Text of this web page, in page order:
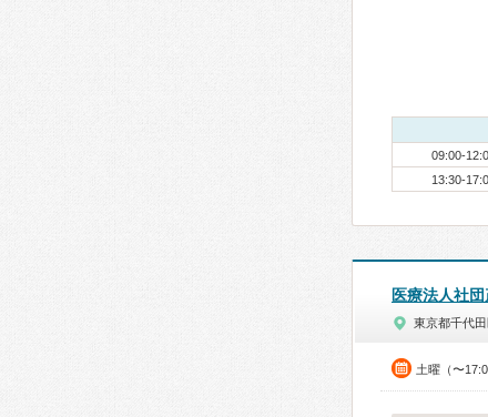
09:00-
13:30-
医療法人社
東京都千代
土曜（〜